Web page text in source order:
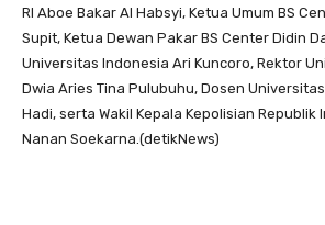
RI Aboe Bakar Al Habsyi, Ketua Umum BS
Supit, Ketua Dewan Pakar BS Center Didin
Universitas Indonesia Ari Kuncoro, Rektor
Dwia Aries Tina Pulubuhu, Dosen
Hadi, serta Wakil Kepala Kepolisian Republik
Nanan Soekarna.(detikNews)